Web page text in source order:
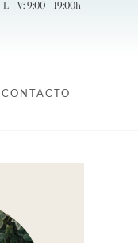
L - V: 9:00 - 19:00h
CONTACTO